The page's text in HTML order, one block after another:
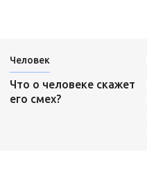
Человек
Что о человеке скажет
его смех?